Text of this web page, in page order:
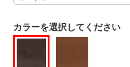
カラーを選択してください